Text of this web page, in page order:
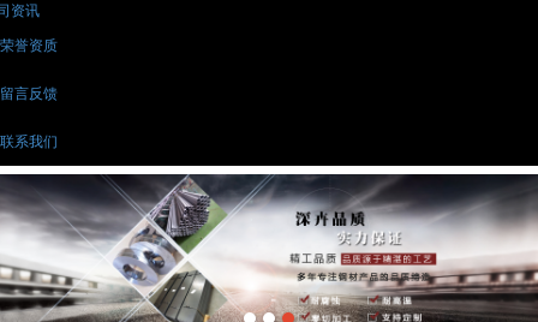
资讯
荣誉资质
留言反馈
联系我们